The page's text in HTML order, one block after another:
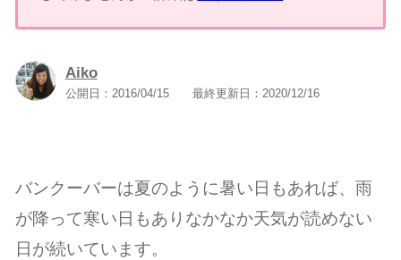
Aiko
公開日： 2016/04/15 最終更新日： 2020/12/16
バンクーバーは夏のように暑い日もあれば、雨
が降って寒い日もありなかなか天気が読めない
日が続いています。